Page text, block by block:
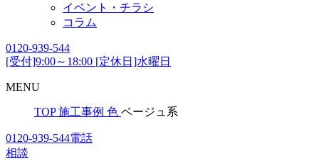
イベント・チラシ
コラム
0120-939-544
[受付]9:00～18:00 [定休日]水曜日
MENU
TOP 施工事例 色 ベージュ系
0120-939-544電話
相談